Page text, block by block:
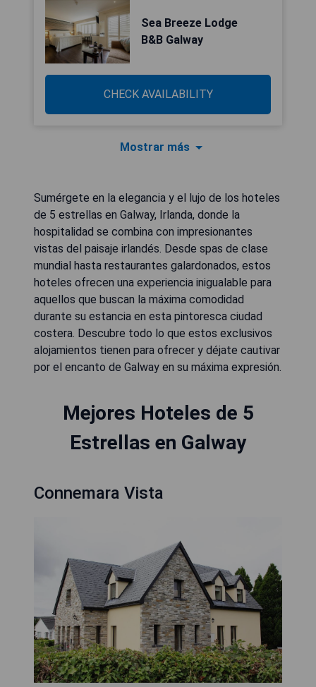
Sea Breeze Lodge
B&B Galway
CHECK AVAILABILITY
Mostrar más
Sumérgete en la elegancia y el lujo de los hoteles
de 5 estrellas en Galway, Irlanda, donde la
hospitalidad se combina con impresionantes
vistas del paisaje irlandés. Desde spas de clase
mundial hasta restaurantes galardonados, estos
hoteles ofrecen una experiencia inigualable para
aquellos que buscan la máxima comodidad
durante su estancia en esta pintoresca ciudad
costera. Descubre todo lo que estos exclusivos
alojamientos tienen para ofrecer y déjate cautivar
por el encanto de Galway en su máxima expresión.
Mejores Hoteles de 5
Estrellas en Galway
Connemara Vista